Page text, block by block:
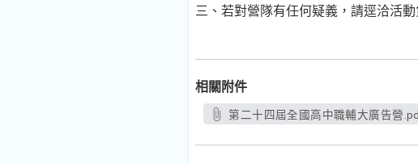
三、若對營隊有任何疑義，請逕洽活
相關附件
第二十四屆全國高中職輔大廣告營